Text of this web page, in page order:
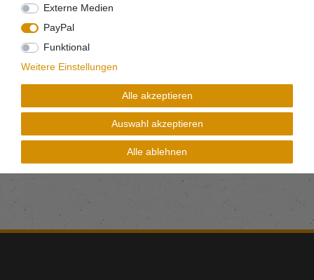
Die wichtigsten Fakten auf einen Blick
• Kreisssägeblatt Hartmetall beschtücktes Kreissägeblatt
• Für weich- und Harthölzer und alle einseitig furniert oder
stoffbeschichteten Platten
• W= Wechselzahn Mittlere zahnteilung
Externe Medien
PayPal
Funktional
Weitere Einstellungen
Alle akzeptieren
Auswahl akzeptieren
Alle ablehnen